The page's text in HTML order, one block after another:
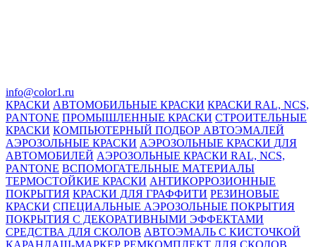
info@color1.ru
КРАСКИ АВТОМОБИЛЬНЫЕ КРАСКИ КРАСКИ RAL, NCS,
PANTONE ПРОМЫШЛЕННЫЕ КРАСКИ СТРОИТЕЛЬНЫЕ
КРАСКИ КОМПЬЮТЕРНЫЙ ПОДБОР АВТОЭМАЛЕЙ
АЭРОЗОЛЬНЫЕ КРАСКИ АЭРОЗОЛЬНЫЕ КРАСКИ ДЛЯ
АВТОМОБИЛЕЙ АЭРОЗОЛЬНЫЕ КРАСКИ RAL, NCS,
PANTONE ВСПОМОГАТЕЛЬНЫЕ МАТЕРИАЛЫ
ТЕРМОСТОЙКИЕ КРАСКИ АНТИКОРРОЗИОННЫЕ
ПОКРЫТИЯ КРАСКИ ДЛЯ ГРАФФИТИ РЕЗИНОВЫЕ
КРАСКИ СПЕЦИАЛЬНЫЕ АЭРОЗОЛЬНЫЕ ПОКРЫТИЯ
ПОКРЫТИЯ С ДЕКОРАТИВНЫМИ ЭФФЕКТАМИ
СРЕДСТВА ДЛЯ СКОЛОВ АВТОЭМАЛЬ С КИСТОЧКОЙ